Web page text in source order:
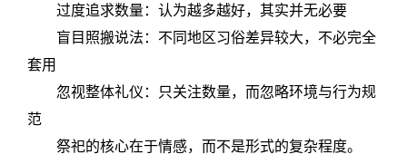
过度追求数量：认为越多越好，其实并无必要
盲目照搬说法：不同地区习俗差异较大，不必完全
套用
忽视整体礼仪：只关注数量，而忽略环境与行为规
范
祭祀的核心在于情感，而不是形式的复杂程度。